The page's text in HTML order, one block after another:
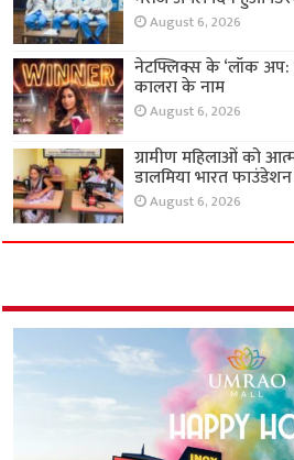
August 6, 2026
नेटफ्लिक्स के ‘लॉक अप:
कालरा के नाम
August 6, 2026
ग्रामीण महिलाओं को
डालमिया भारत
August 6, 2026